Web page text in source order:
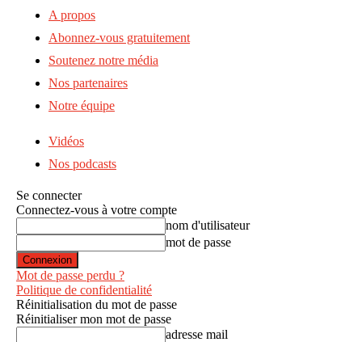
A propos
Abonnez-vous gratuitement
Soutenez notre média
Nos partenaires
Notre équipe
Vidéos
Nos podcasts
Se connecter
Connectez-vous à votre compte
nom d'utilisateur
mot de passe
Mot de passe perdu ?
Politique de confidentialité
Réinitialisation du mot de passe
Réinitialiser mon mot de passe
adresse mail